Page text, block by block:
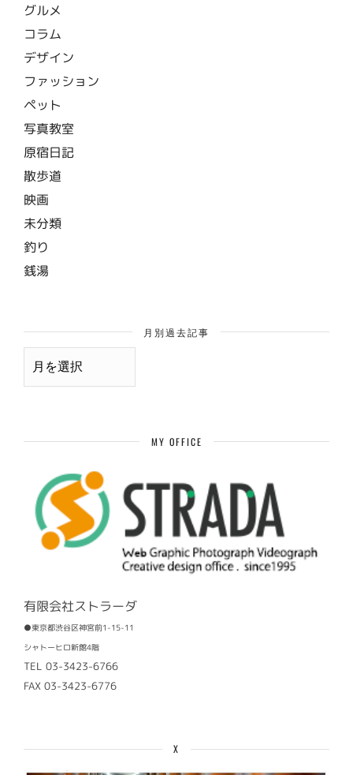
グルメ
コラム
デザイン
ファッション
ペット
写真教室
原宿日記
散歩道
映画
未分類
釣り
銭湯
月別過去記事
月
MY OFFICE
有限会社ストラーダ
●東京都渋谷区神宮前1-15-11
シャトーヒロ新館4階
TEL 03-3423-6766
FAX 03-3423-6776
X